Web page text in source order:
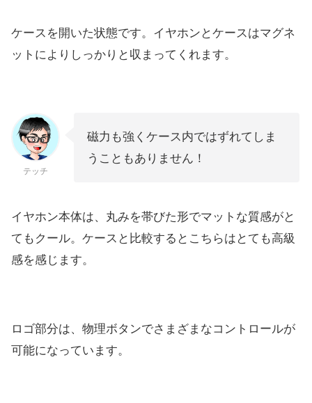
ケースを開いた状態です。イヤホンとケースはマグネ
ットによりしっかりと収まってくれます。
テッチ
磁力も強くケース内ではずれてしま
うこともありません！
イヤホン本体は、丸みを帯びた形でマットな質感がと
てもクール。ケースと比較するとこちらはとても高級
感を感じます。
ロゴ部分は、物理ボタンでさまざまなコントロールが
可能になっています。